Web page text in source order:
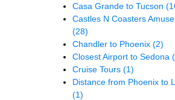
Casa Grande to Tucson
Castles N Coasters
(28)
Chandler to Phoenix (2)
Closest Airport to Sedona
Cruise Tours (1)
Distance from Phoenix to
(1)